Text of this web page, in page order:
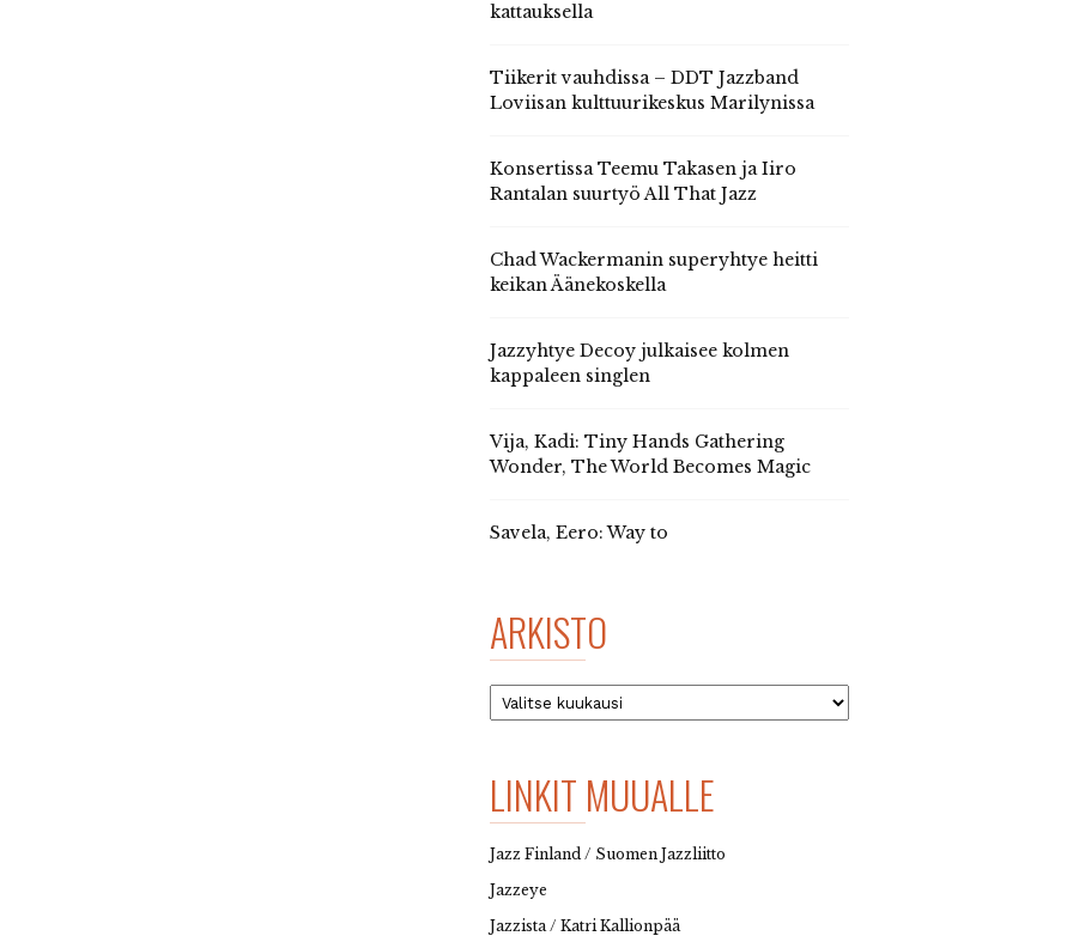
kattauksella
Tiikerit vauhdissa – DDT Jazzband
Loviisan kulttuurikeskus Marilynissa
Konsertissa Teemu Takasen ja Iiro
Rantalan suurtyö All That Jazz
Chad Wackermanin superyhtye heitti
keikan Äänekoskella
Jazzyhtye Decoy julkaisee kolmen
kappaleen singlen
Vija, Kadi: Tiny Hands Gathering
Wonder, The World Becomes Magic
Savela, Eero: Way to
ARKISTO
Arkisto
LINKIT MUUALLE
Jazz Finland / Suomen Jazzliitto
Jazzeye
Jazzista / Katri Kallionpää